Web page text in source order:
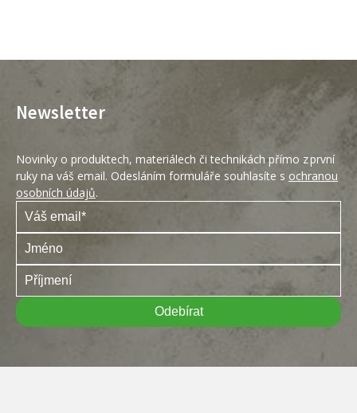
Newsletter
Novinky o produktech, materiálech či technikách přímo z první
ruky na váš email. Odesláním formuláře souhlasíte s ochranou
osobních údajů.